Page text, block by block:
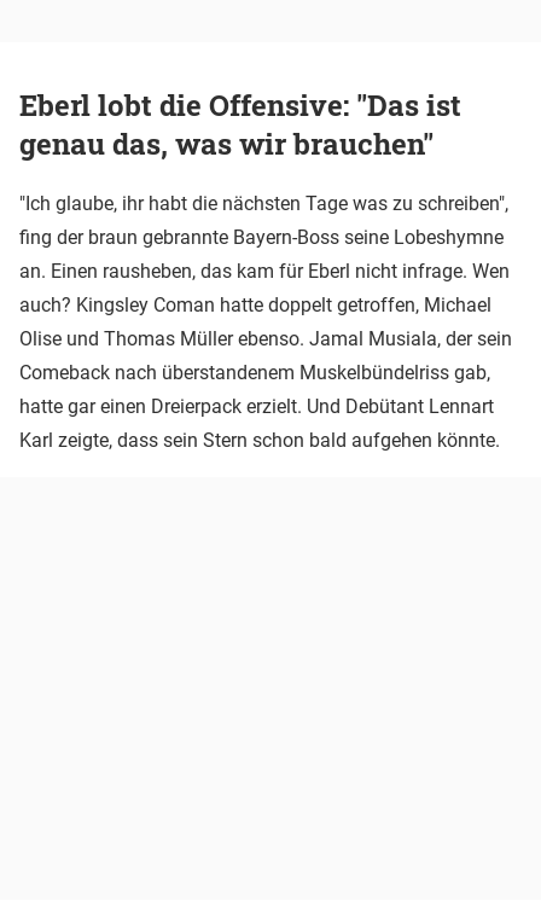
Eberl lobt die Offensive: "Das ist
genau das, was wir brauchen"
"Ich glaube, ihr habt die nächsten Tage was zu schreiben",
fing der braun gebrannte Bayern-Boss seine Lobeshymne
an. Einen rausheben, das kam für Eberl nicht infrage. Wen
auch? Kingsley Coman hatte doppelt getroffen, Michael
Olise und Thomas Müller ebenso. Jamal Musiala, der sein
Comeback nach überstandenem Muskelbündelriss gab,
hatte gar einen Dreierpack erzielt. Und Debütant Lennart
Karl zeigte, dass sein Stern schon bald aufgehen könnte.